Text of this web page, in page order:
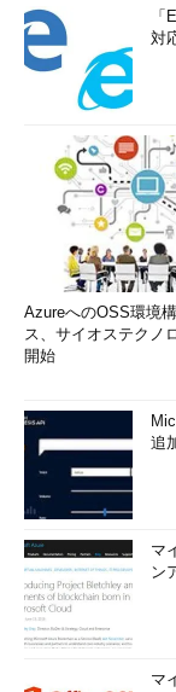
対
AzureへのOSS環境
ス、サイオステクノ
開始
追
マ
ン
マ